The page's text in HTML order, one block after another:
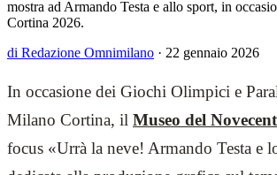
mostra ad Armando Testa e allo sport, in
Cortina 2026.
di Redazione Omnimilano · 22 gennaio 2026
In occasione dei Giochi Olimpici e
Milano Cortina, il Museo del
focus «Urrà la neve! Armando Testa e